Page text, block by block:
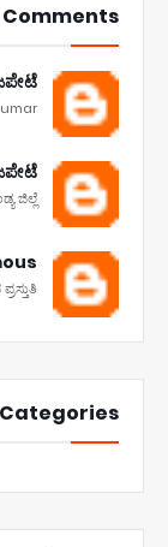
Comments
ಜಿಲ್ಲೆ
Categories